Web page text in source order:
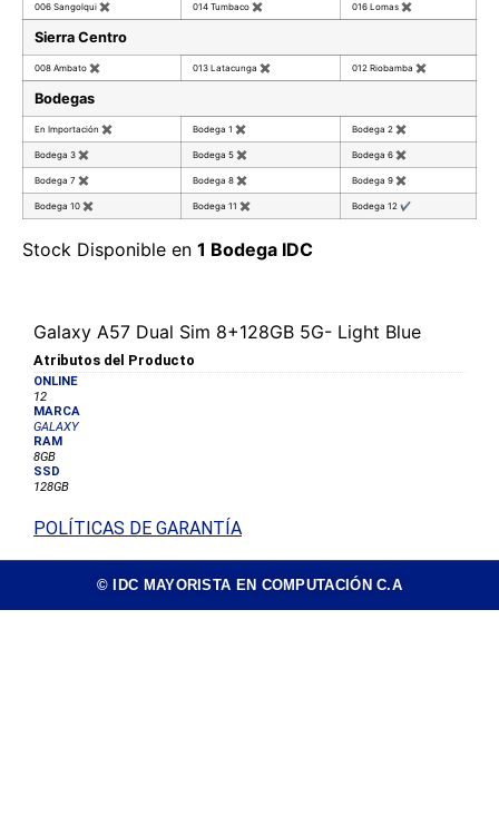
006 Sangolqui ✖ 014 Tumbaco ✖ 016 Lomas ✖
Sierra Centro
008 Ambato ✖ 013 Latacunga ✖ 012 Riobamba ✖
Bodegas
En Importación ✖ Bodega 1 ✖ Bodega 2 ✖
Bodega 3 ✖ Bodega 5 ✖ Bodega 6 ✖
Bodega 7 ✖ Bodega 8 ✖ Bodega 9 ✖
Bodega 10 ✖ Bodega 11 ✖ Bodega 12 ✔
Stock Disponible en 1 Bodega IDC
Galaxy A57 Dual Sim 8+128GB 5G- Light Blue
Atributos del Producto
ONLINE
12
MARCA
GALAXY
RAM
8GB
SSD
128GB
POLÍTICAS DE GARANTÍA
© IDC MAYORISTA EN COMPUTACIÓN C.A